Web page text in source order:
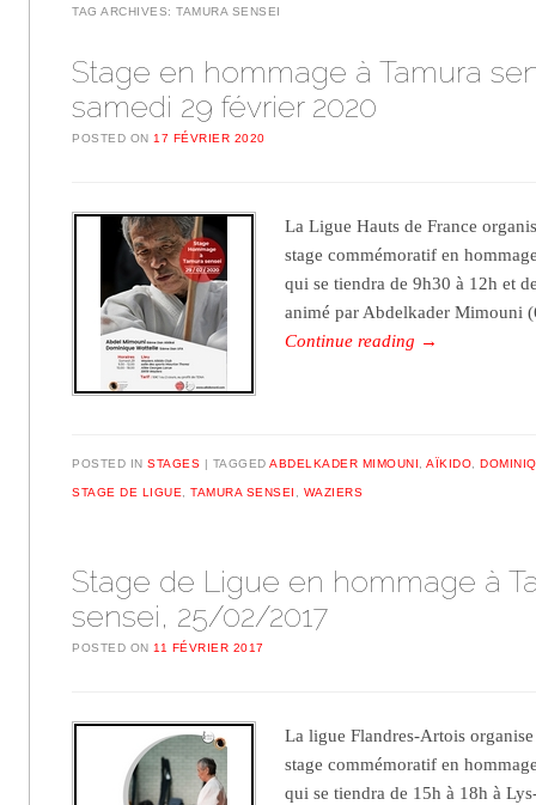
TAG ARCHIVES:TAMURA SENSEI
Stage en hommage à Tamura
samedi 29 février 2020
POSTED ON17 FÉVRIER 2020
La Ligue Hauts de France
stage commémoratif en
qui se tiendra de 9h30 à 12h et
animé par Abdelkader Mimouni
Continue reading →
POSTED INSTAGES TAGGEDABDELKADER MIMOUNI ,AÏKIDO ,
STAGE DE LIGUE ,TAMURA SENSEI WAZIERS
Stage de Ligue en hommage à
sensei, 25/02/2017
POSTED ON 11 FÉVRIER 2017
La ligue Flandres-Artois
stage commémoratif en
qui se tiendra de 15h à 18h à